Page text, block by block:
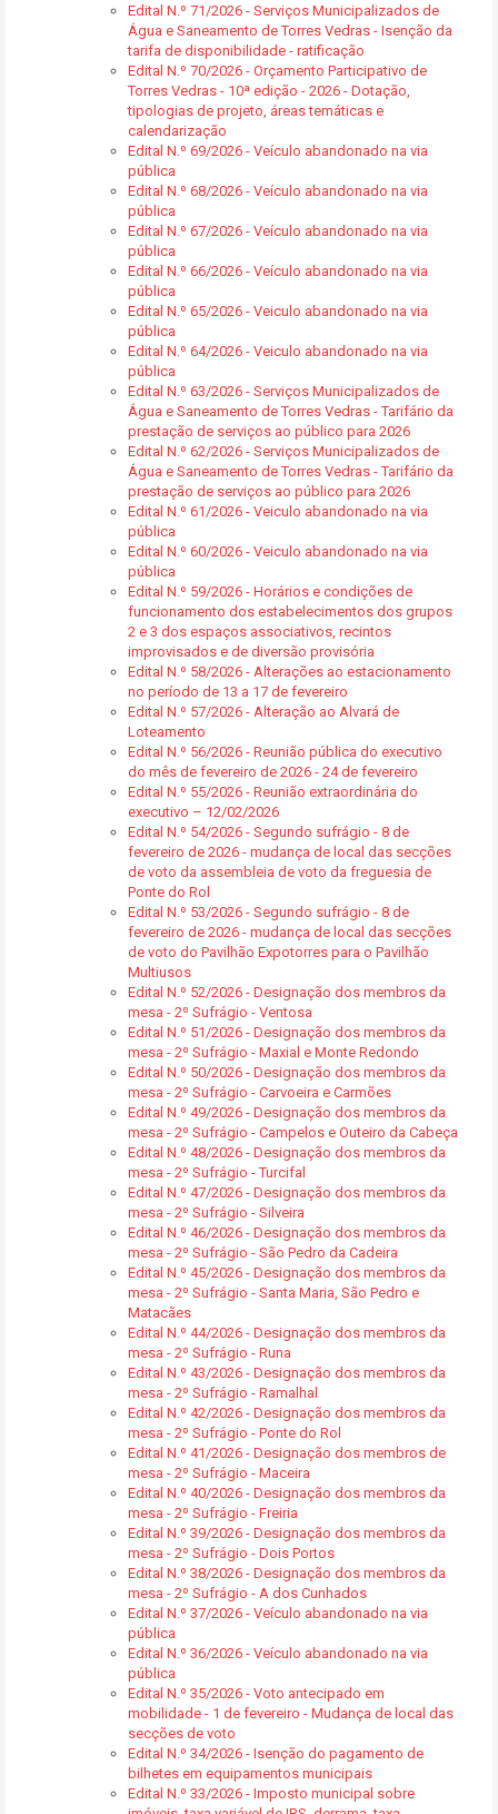
Edital N.º 71/2026 - Serviços Municipalizados de
Água e Saneamento de Torres Vedras - Isenção da
tarifa de disponibilidade - ratificação
Edital N.º 70/2026 - Orçamento Participativo de
Torres Vedras - 10ª edição - 2026 - Dotação,
tipologias de projeto, áreas temáticas e
calendarização
Edital N.º 69/2026 - Veículo abandonado na via
pública
Edital N.º 68/2026 - Veículo abandonado na via
pública
Edital N.º 67/2026 - Veículo abandonado na via
pública
Edital N.º 66/2026 - Veículo abandonado na via
pública
Edital N.º 65/2026 - Veiculo abandonado na via
pública
Edital N.º 64/2026 - Veiculo abandonado na via
pública
Edital N.º 63/2026 - Serviços Municipalizados de
Água e Saneamento de Torres Vedras - Tarifário da
prestação de serviços ao público para 2026
Edital N.º 62/2026 - Serviços Municipalizados de
Água e Saneamento de Torres Vedras - Tarifário da
prestação de serviços ao público para 2026
Edital N.º 61/2026 - Veiculo abandonado na via
pública
Edital N.º 60/2026 - Veiculo abandonado na via
pública
Edital N.º 59/2026 - Horários e condições de
funcionamento dos estabelecimentos dos grupos
2 e 3 dos espaços associativos, recintos
improvisados e de diversão provisória
Edital N.º 58/2026 - Alterações ao estacionamento
no período de 13 a 17 de fevereiro
Edital N.º 57/2026 - Alteração ao Alvará de
Loteamento
Edital N.º 56/2026 - Reunião pública do executivo
do mês de fevereiro de 2026 - 24 de fevereiro
Edital N.º 55/2026 - Reunião extraordinária do
executivo – 12/02/2026
Edital N.º 54/2026 - Segundo sufrágio - 8 de
fevereiro de 2026 - mudança de local das secções
de voto da assembleia de voto da freguesia de
Ponte do Rol
Edital N.º 53/2026 - Segundo sufrágio - 8 de
fevereiro de 2026 - mudança de local das secções
de voto do Pavilhão Expotorres para o Pavilhão
Multiusos
Edital N.º 52/2026 - Designação dos membros da
mesa - 2º Sufrágio - Ventosa
Edital N.º 51/2026 - Designação dos membros da
mesa - 2º Sufrágio - Maxial e Monte Redondo
Edital N.º 50/2026 - Designação dos membros da
mesa - 2º Sufrágio - Carvoeira e Carmões
Edital N.º 49/2026 - Designação dos membros da
mesa - 2º Sufrágio - Campelos e Outeiro da Cabeça
Edital N.º 48/2026 - Designação dos membros da
mesa - 2º Sufrágio - Turcifal
Edital N.º 47/2026 - Designação dos membros da
mesa - 2º Sufrágio - Silveira
Edital N.º 46/2026 - Designação dos membros da
mesa - 2º Sufrágio - São Pedro da Cadeira
Edital N.º 45/2026 - Designação dos membros da
mesa - 2º Sufrágio - Santa Maria, São Pedro e
Matacães
Edital N.º 44/2026 - Designação dos membros da
mesa - 2º Sufrágio - Runa
Edital N.º 43/2026 - Designação dos membros da
mesa - 2º Sufrágio - Ramalhal
Edital N.º 42/2026 - Designação dos membros da
mesa - 2º Sufrágio - Ponte do Rol
Edital N.º 41/2026 - Designação dos membros de
mesa - 2º Sufrágio - Maceira
Edital N.º 40/2026 - Designação dos membros da
mesa - 2º Sufrágio - Freiria
Edital N.º 39/2026 - Designação dos membros da
mesa - 2º Sufrágio - Dois Portos
Edital N.º 38/2026 - Designação dos membros da
mesa - 2º Sufrágio - A dos Cunhados
Edital N.º 37/2026 - Veículo abandonado na via
pública
Edital N.º 36/2026 - Veículo abandonado na via
pública
Edital N.º 35/2026 - Voto antecipado em
mobilidade - 1 de fevereiro - Mudança de local das
secções de voto
Edital N.º 34/2026 - Isenção do pagamento de
bilhetes em equipamentos municipais
Edital N.º 33/2026 - Imposto municipal sobre